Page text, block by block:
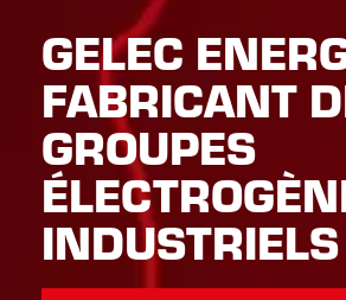
GELEC
FABRICANT
GROUPES
INDUSTRIELS